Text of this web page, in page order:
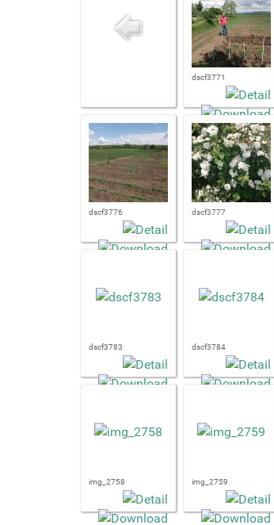
dscf3771
dscf3776 dscf3777
dscf3783 dscf3784
img_2758 img_2759